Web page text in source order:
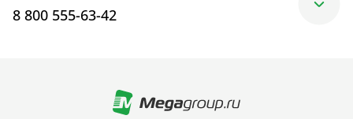
8 800 555-63-42
+7 (499) 705-30-10